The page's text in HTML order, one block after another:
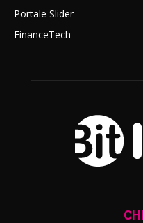
Portale Slider
FinanceTech